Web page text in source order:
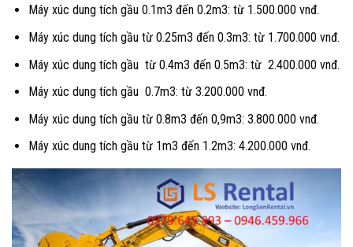
Máy xúc dung tích gầu 0.1m3 đến 0.2m3: từ 1.500.000 vnđ.
Máy xúc dung tích gầu từ 0.25m3 đến 0.3m3: từ 1.700.000 vnđ.
Máy xúc dung tích gầu từ 0.4m3 đến 0.5m3: từ 2.400.000 vnđ.
Máy xúc dung tích gầu 0.7m3: từ 3.200.000 vnđ.
Máy xúc dung tích gầu từ 0.8m3 đến 0,9m3: 3.800.000 vnđ.
Máy xúc dung tích gầu từ 1m3 đến 1.2m3: 4.200.000 vnđ.